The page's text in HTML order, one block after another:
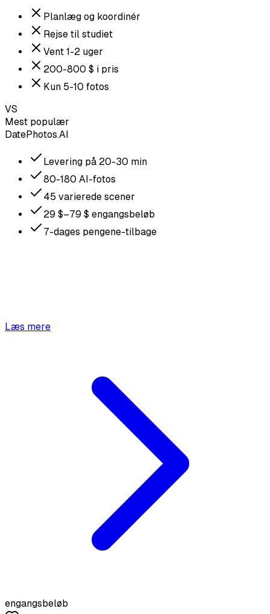
Planlæg og koordinér
Rejse til studiet
Vent 1-2 uger
200-800 $ i pris
Kun 5-10 fotos
VS
Mest populær
DatePhotos.AI
Levering på 20-30 min
80-180 AI-fotos
45 varierede scener
29 $–79 $ engangsbeløb
7-dages pengene-tilbage
Læs mere
engangsbeløb